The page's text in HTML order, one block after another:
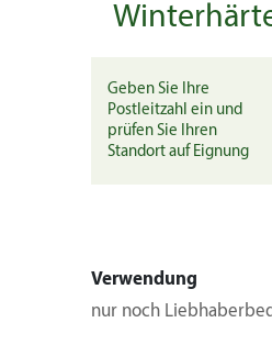
Geben Sie Ihre
Postleitzahl ein und
prüfen Sie Ihren
Standort auf Eignung
Verwendung
nur noch